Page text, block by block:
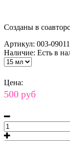
Созданы в
Артикул: 003-09011
Наличие: Есть в
Цена:
500 руб